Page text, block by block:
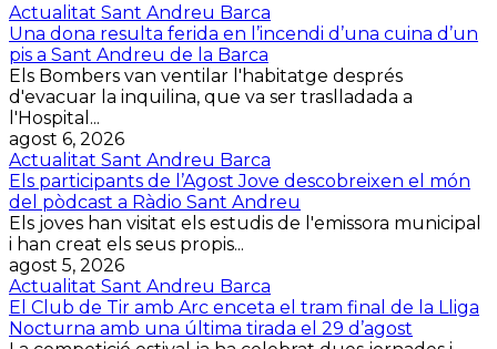
Actualitat Sant Andreu Barca
Una dona resulta ferida en l’incendi d’una cuina d’un
pis a Sant Andreu de la Barca
Els Bombers van ventilar l'habitatge després
d'evacuar la inquilina, que va ser traslladada a
l'Hospital...
agost 6, 2026
Actualitat Sant Andreu Barca
Els participants de l’Agost Jove descobreixen el món
del pòdcast a Ràdio Sant Andreu
Els joves han visitat els estudis de l'emissora municipal
i han creat els seus propis...
agost 5, 2026
Actualitat Sant Andreu Barca
El Club de Tir amb Arc enceta el tram final de la Lliga
Nocturna amb una última tirada el 29 d’agost